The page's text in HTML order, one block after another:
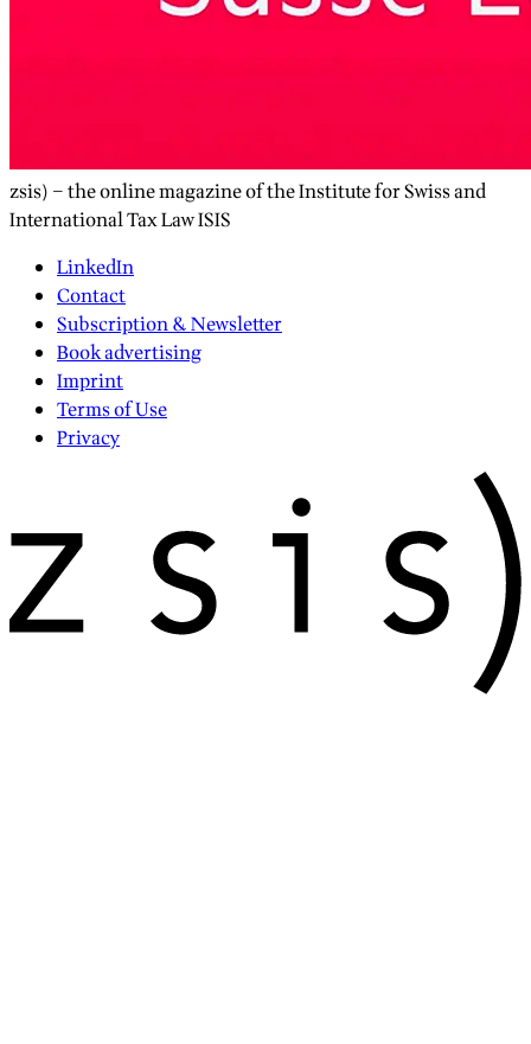
zsis) – the online magazine of the Institute for Swiss and
International Tax Law ISIS
LinkedIn
Contact
Subscription & Newsletter
Book advertising
Imprint
Terms of Use
Privacy